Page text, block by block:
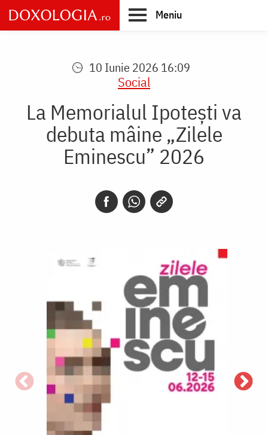
Skip
to
main
Meniu
10 Iunie 2026 16:09
Social
La Memorialul Ipotești va
debuta mâine „Zilele
Eminescu” 2026